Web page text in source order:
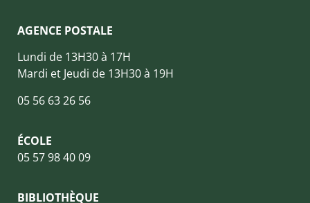
AGENCE POSTALE
Lundi de 13H30 à 17H
Mardi et Jeudi de 13H30 à 19H
05 56 63 26 56
ÉCOLE
05 57 98 40 09
BIBLIOTHÈQUE